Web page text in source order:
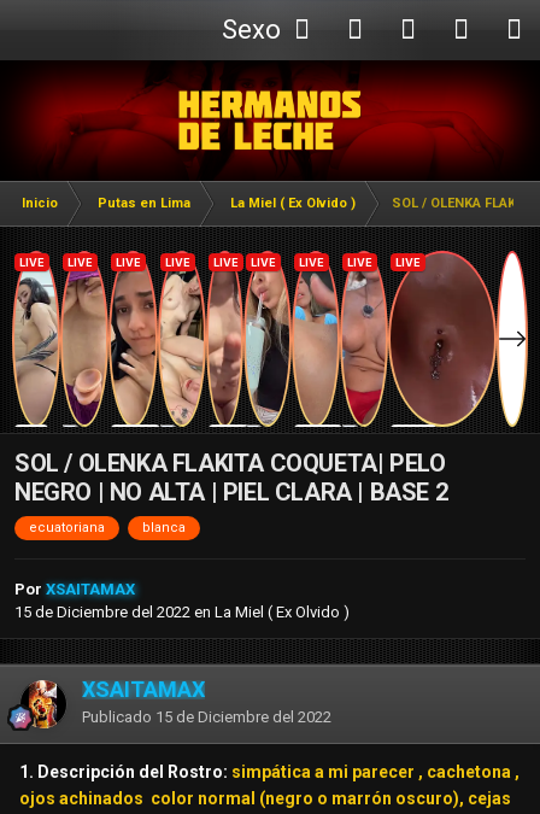
Sexo
Webcam
Inicio Putas en Lima La Miel ( Ex Olvido ) SOL / OLENKA
SOL / OLENKA FLAKITA COQUETA| PELO
NEGRO | NO ALTA | PIEL CLARA | BASE 2
ecuatoriana blanca
Por XSAITAMAX
15 de Diciembre del 2022 en La Miel ( Ex Olvido )
XSAITAMAX
Publicado 15 de Diciembre del 2022
1. Descripción del Rostro: simpática a mi parecer , cachetona ,
ojos achinados color normal (negro o marrón oscuro), cejas